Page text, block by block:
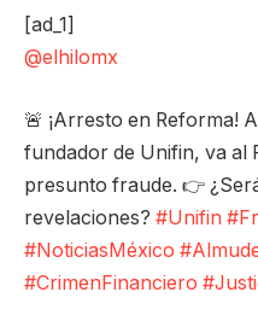
[ad_1]
@elhilomx
🚨 ¡Arresto en Reforma!
fundador de Unifin, va al
presunto fraude. 👉
revelaciones? #Unifin
#NoticiasMéxico
#CrimenFinanciero